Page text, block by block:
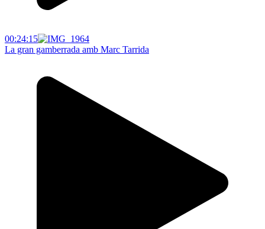
00:24:15
La gran gamberrada amb Marc Tarrida